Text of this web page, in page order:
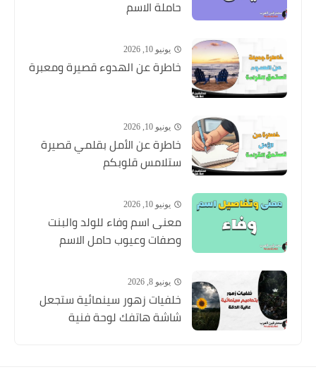
حاملة الاسم
يونيو 10, 2026
خاطرة عن الهدوء قصيرة ومعبرة
يونيو 10, 2026
خاطرة عن الأمل بقلمي قصيرة
ستلامس قلوبكم
يونيو 10, 2026
معنى اسم وفاء للولد والبنت
وصفات وعيوب حامل الاسم
يونيو 8, 2026
خلفيات زهور سينمائية ستجعل
شاشة هاتفك لوحة فنية